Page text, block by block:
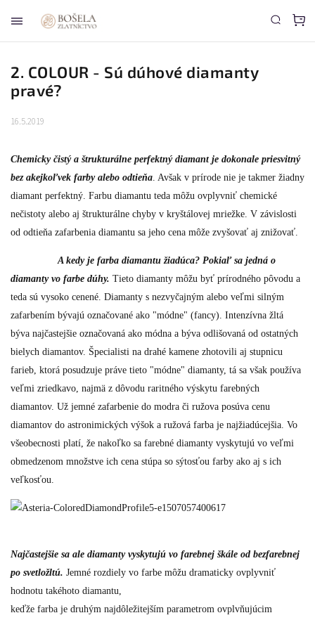
2. COLOUR - Sú dúhové diamanty
pravé?
16.5.2019
Chemicky čistý a štrukturálne perfektný diamant je dokonale priesvitný
bez akejkoľvek farby alebo odtieňa. Avšak v prírode nie je takmer žiadny
diamant perfektný. Farbu diamantu teda môžu ovplyvniť chemické
nečistoty alebo aj štrukturálne chyby v kryštálovej mriežke. V závislosti
od odtieňa zafarbenia diamantu sa jeho cena môže zvyšovať aj znižovať.
A kedy je farba diamantu žiadúca? Pokiaľ sa jedná o
diamanty vo farbe dúhy. Tieto diamanty môžu byť prírodného pôvodu a
teda sú vysoko cenené. Diamanty s nezvyčajným alebo veľmi silným
zafarbením bývajú označované ako "módne" (fancy). Intenzívna žltá
býva najčastejšie označovaná ako módna a býva odlišovaná od ostatných
bielych diamantov. Špecialisti na drahé kamene zhotovili aj stupnicu
farieb, ktorá posudzuje práve tieto "módne" diamanty, tá sa však používa
veľmi zriedkavo, najmä z dôvodu raritného výskytu farebných
diamantov. Už jemné zafarbenie do modra či ružova posúva cenu
diamantov do astronimických výšok a ružová farba je najžiadúcejšia. Vo
všeobecnosti platí, že nakoľko sa farebné diamanty vyskytujú vo veľmi
obmedzenom množstve ich cena stúpa so sýtosťou farby ako aj s ich
veľkosťou.
Najčastejšie sa ale diamanty vyskytujú vo farebnej škále od bezfarebnej
po svetložltú. Jemné rozdiely vo farbe môžu dramaticky ovplyvniť
hodnotu takéhoto diamantu,
keďže farba je druhým najdôležitejším parametrom ovplvňujúcim